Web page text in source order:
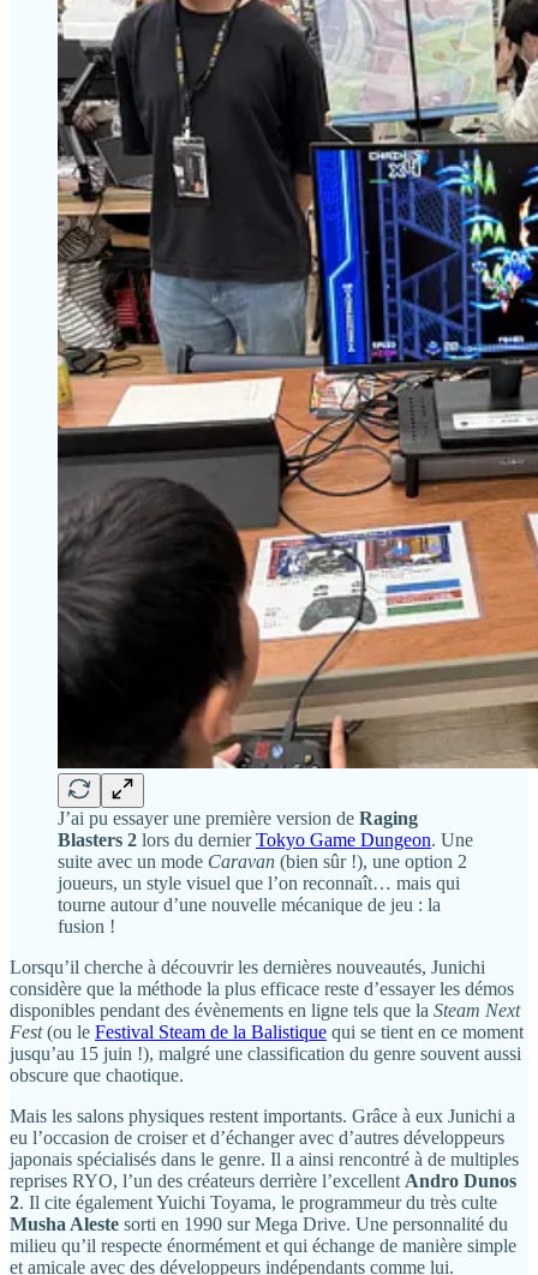
J’ai pu essayer une première version de Raging
Blasters 2 lors du dernierTokyo Game Dungeon. Une
suite avec un mode Caravan (bien sûr !), une option 2
joueurs, un style visuel que l’on reconnaît… mais qui
tourne autour d’une nouvelle mécanique de jeu : la
fusion !
Lorsqu’il cherche à découvrir les dernières nouveautés, Junichi
considère que la méthode la plus efficace reste d’essayer les démos
disponibles pendant des évènements en ligne tels que la Steam Next
Fest(ou le Festival Steam de la Balistique qui se tient en ce moment
jusqu’au 15 juin !), malgré une classification du genre souvent aussi
obscure que chaotique.
Mais les salons physiques restent importants. Grâce à eux Junichi a
eu l’occasion de croiser et d’échanger avec d’autres développeurs
japonais spécialisés dans le genre. Il a ainsi rencontré à de multiples
reprises RYO, l’un des créateurs derrière l’excellent Andro Dunos
2. Il cite également Yuichi Toyama, le programmeur du très culte
Musha Aleste sorti en 1990 sur Mega Drive. Une personnalité du
milieu qu’il respecte énormément et qui échange de manière simple
et amicale avec des développeurs indépendants comme lui.